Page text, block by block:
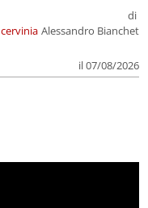
cervinia
di
Alessandro Bianchet
il 07/08/2026